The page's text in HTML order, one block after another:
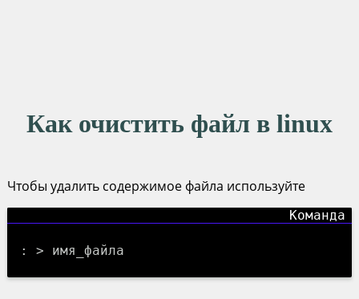
Как очистить файл в linux
Чтобы удалить содержимое файла используйте
: > имя_файла